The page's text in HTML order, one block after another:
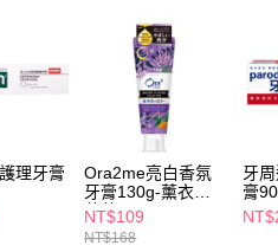
理牙膏
Ora2me亮白香氛
牙膏130g-薰衣草
薄荷
NT$109
NT$168
牙
膏